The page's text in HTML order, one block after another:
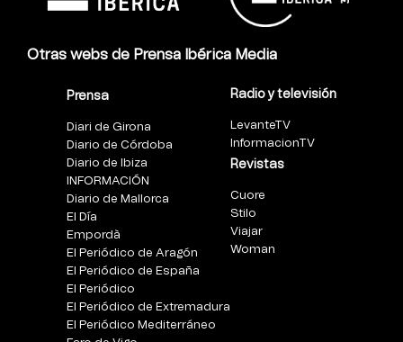
Otras webs de Prensa Ibérica Media
Prensa
Diari de Girona
Diario de Córdoba
Diario de Ibiza
INFORMACIÓN
Diario de Mallorca
El Día
Empordà
El Periódico de Aragón
El Periódico de España
El Periódico
El Periódico de Extremadura
El Periódico Mediterráneo
Radio y televisión
LevanteTV
InformacionTV
Revistas
Cuore
Stilo
Viajar
Woman